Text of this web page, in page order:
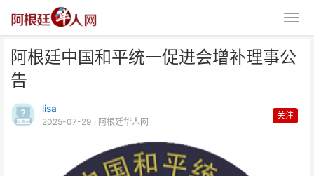
阿根廷中国和平统一促进会增补理事公
告
lisa
2025-07-29 · 阿根廷华人网
关注
阿根廷中国和平统一促进会增补理